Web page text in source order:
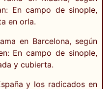
En campo de sinople,
en orla.
en Barcelona, según
En campo de sinople,
y cubierta.
y los radicados en